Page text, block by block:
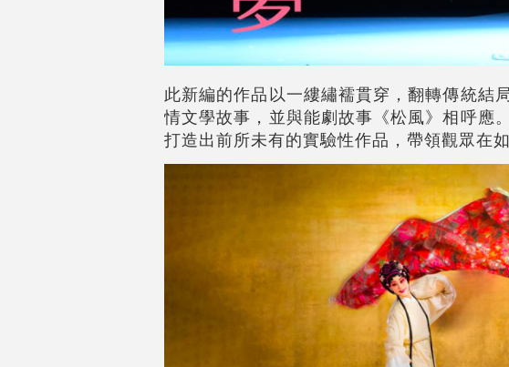
此新編的作品以一縷繡襦貫穿，翻轉傳統結
情文學故事，並與能劇故事《松風》相呼應
打造出前所未有的實驗性作品，帶領觀眾在